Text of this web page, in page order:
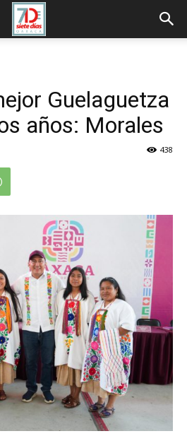
Guelaguetza
años: Morales
438